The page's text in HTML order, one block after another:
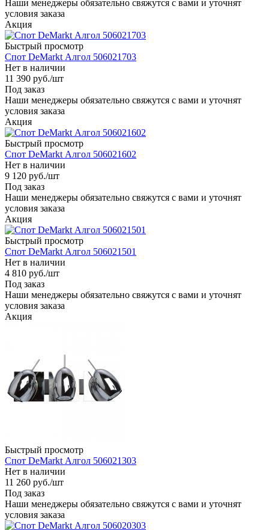
Наши менеджеры обязательно свяжутся с вами и уточнят
условия заказа
Акция
Быстрый просмотр
Спот DeMarkt Алгол 506021703
Нет в наличии
11 390 руб./шт
Под заказ
Наши менеджеры обязательно свяжутся с вами и уточнят
условия заказа
Акция
Быстрый просмотр
Спот DeMarkt Алгол 506021602
Нет в наличии
9 120 руб./шт
Под заказ
Наши менеджеры обязательно свяжутся с вами и уточнят
условия заказа
Акция
Быстрый просмотр
Спот DeMarkt Алгол 506021501
Нет в наличии
4 810 руб./шт
Под заказ
Наши менеджеры обязательно свяжутся с вами и уточнят
условия заказа
Акция
Быстрый просмотр
Спот DeMarkt Алгол 506021303
Нет в наличии
11 260 руб./шт
Под заказ
Наши менеджеры обязательно свяжутся с вами и уточнят
условия заказа